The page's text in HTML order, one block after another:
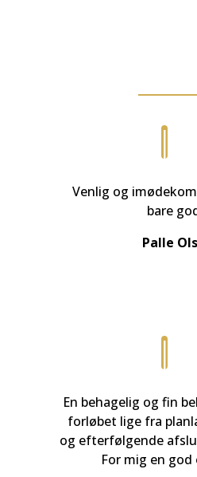
Venlig og
bare
Palle
En behagelig og fin
forløbet lige fra
og efterfølgende
For mig en god